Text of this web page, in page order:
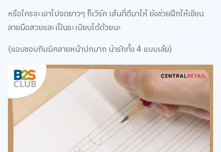
หรือใครจะเอาไปจดยาวๆ ก็เวิร์ค เส้นที่ตีมาให้ ยังช่วยฝึกให้เขียน
ลายมือสวยและเป็นระเบียบได้ด้วยนะ
(แอบชอบกิมมิคลายหน้าปกมาก น่ารักทั้ง 4 แบบเล้ย)